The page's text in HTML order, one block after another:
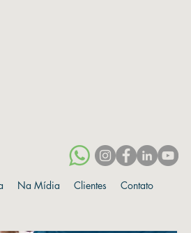
Na Mídia Clientes Contato